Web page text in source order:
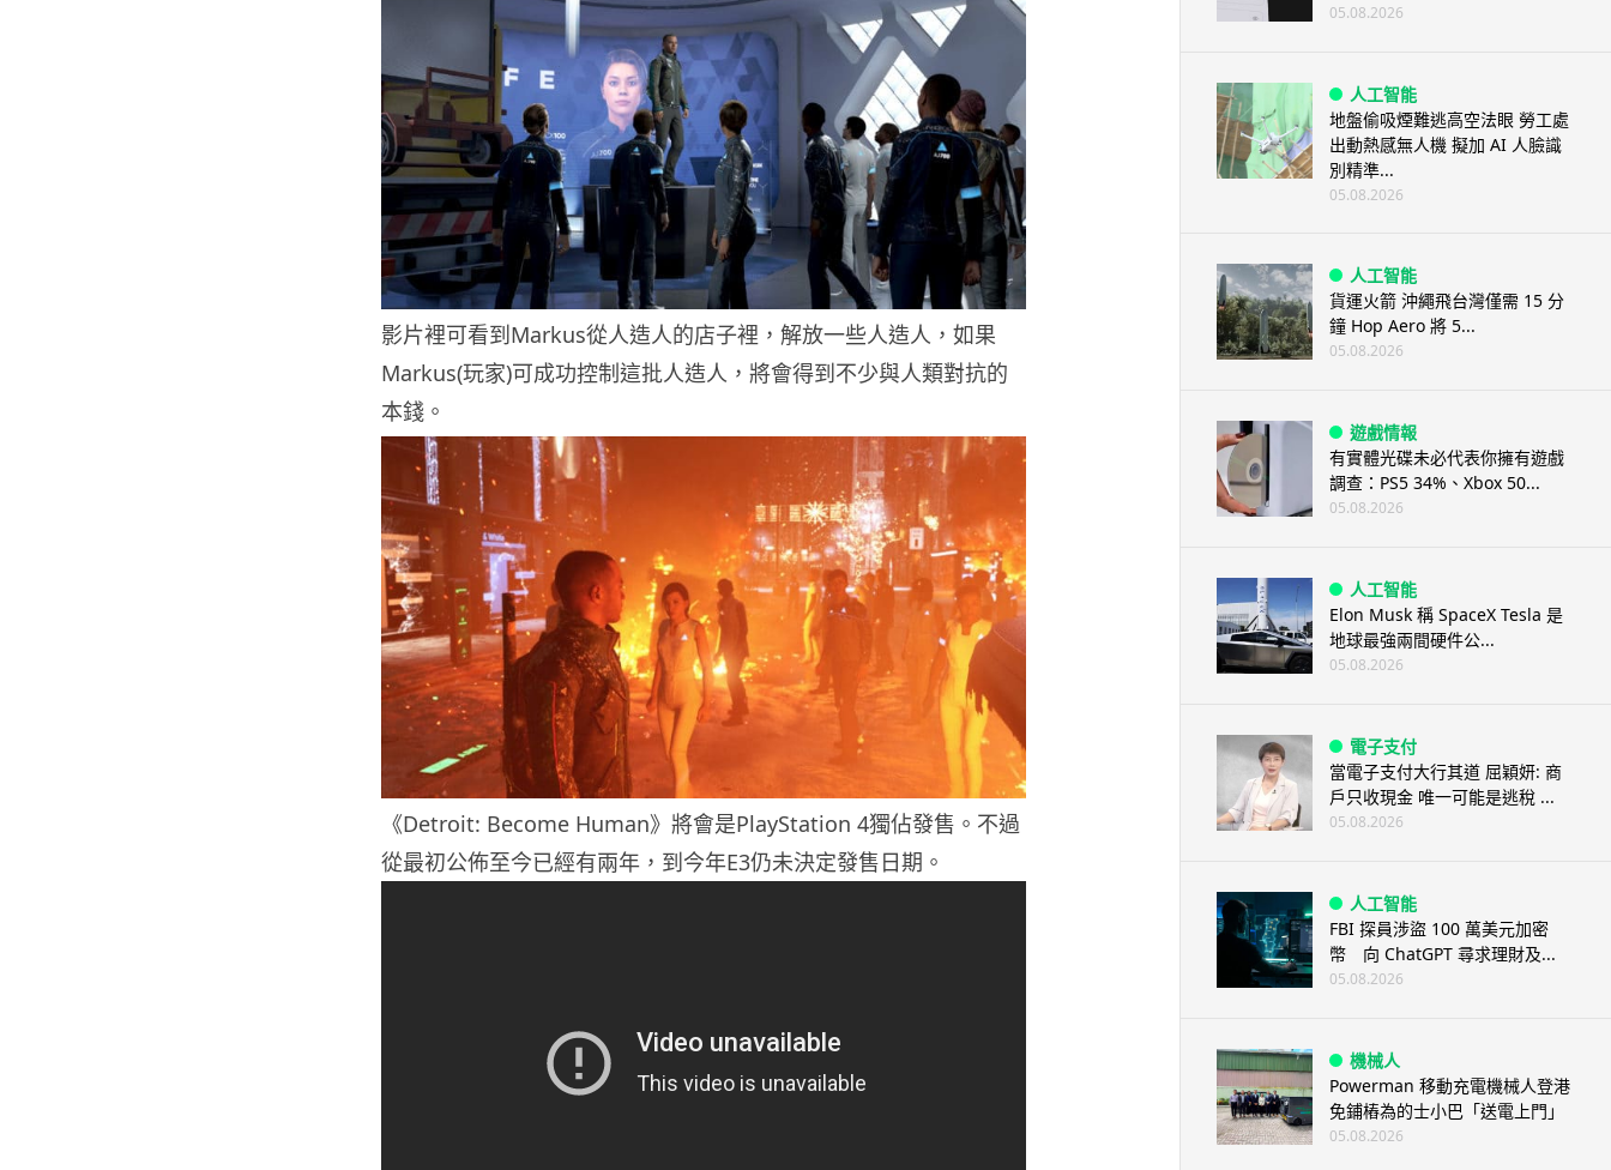
影片裡可看到Markus從人造人的店子裡，解放一些人造人，如果
Markus(玩家)可成功控制這批人造人，將會得到不少與人類對抗的
本錢。
《Detroit: Become Human》將會是PlayStation 4獨佔發售。不過
從最初公佈至今已經有兩年，到今年E3仍未決定發售日期。
05.08.2026
人工智能
地盤偷吸煙難逃高空法眼 勞工處
出動熱感無人機 擬加 AI 人臉識
別精準...
05.08.2026
人工智能
貨運火箭 沖繩飛台灣僅需 15 分
鐘 Hop Aero 將 5...
05.08.2026
遊戲情報
有實體光碟未必代表你擁有遊戲
調查：PS5 34%、Xbox 50...
05.08.2026
人工智能
Elon Musk 稱 SpaceX Tesla 是
地球最強兩間硬件公...
05.08.2026
電子支付
當電子支付大行其道 屈穎妍: 商
戶只收現金 唯一可能是逃稅 ...
05.08.2026
人工智能
FBI 探員涉盜 100 萬美元加密
幣 向 ChatGPT 尋求理財及...
05.08.2026
機械人
Powerman 移動充電機械人登港
免鋪樁為的士小巴「送電上門」
05.08.2026